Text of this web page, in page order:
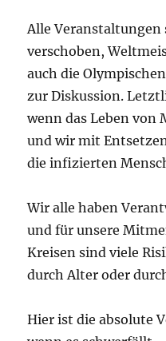
Alle Veranstaltungen
verschoben,
auch die
zur Diskussion.
wenn das Leben von
und wir mit
die infizierten
Wir alle haben
und für unsere
Kreisen sind viele
durch Alter oder
Hier ist die absolute